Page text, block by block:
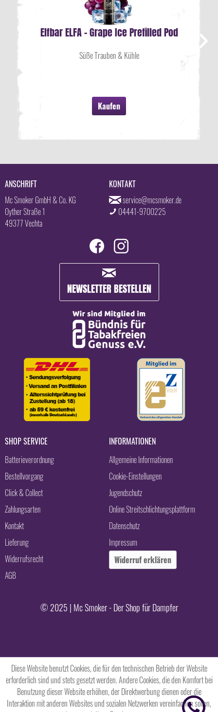
Elfbar ELFA - Grape Ice Prefilled Pod
Süße Trauben & Kühle
Kaufen
ANSCHRIFT
Mc Smoker GmbH & Co. KG
Oyther Straße 1
49377 Vechta
KONTAKT
service@mcsmoker.de
04441-9700225
NEWSLETTER BESTELLEN
SHOP SERVICE
Batterieverordnung
Bestellvorgang
Click & Collect
Zahlungsarten
Kontakt
Lieferung
Widerrufsrecht
AGB
INFORMATIONEN
Allgemeine Informationen
Cookie-Einstellungen
Jugendschutz
Online Streitschlichtungsplattform
Datenschutz
Impressum
Widerruf erklären
© 2025 | Mc Smoker - Der Shop für Dampfer
Diese Website benutzt Cookies, die für den technischen Betrieb der Website
erforderlich sind und stets gesetzt werden. Andere Cookies, die den Komfort bei
Benutzung dieser Website erhöhen, der Direktwerbung dienen oder die
Interaktion mit anderen Websites und sozialen Netzwerken vereinfachen sollen,